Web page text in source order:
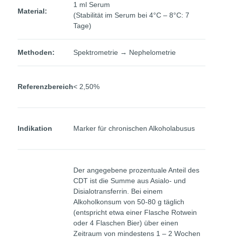
Material:
1 ml Serum
(Stabilität im Serum bei 4°C – 8°C: 7
Tage)
Methoden: Spektrometrie → Nephelometrie
Referenzbereich< 2,50%
Indikation Marker für chronischen Alkoholabusus
Der angegebene prozentuale Anteil des
CDT ist die Summe aus Asialo- und
Disialotransferrin. Bei einem
Alkoholkonsum von 50-80 g täglich
(entspricht etwa einer Flasche Rotwein
oder 4 Flaschen Bier) über einen
Zeitraum von mindestens 1 – 2 Wochen